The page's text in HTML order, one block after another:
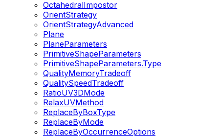
OctahedralImpostor
OrientStrategy
OrientStrategyAdvanced
Plane
PlaneParameters
PrimitiveShapeParameters
PrimitiveShapeParameters.Type
QualityMemoryTradeoff
QualitySpeedTradeoff
RatioUV3DMode
RelaxUVMethod
ReplaceByBoxType
ReplaceByMode
ReplaceByOccurrenceOptions